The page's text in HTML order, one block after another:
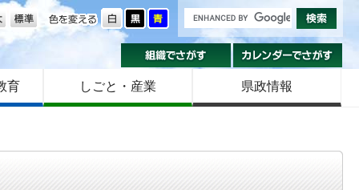
色を変える
大きさ
組織でさがす
育 しごと・産業 県政情報